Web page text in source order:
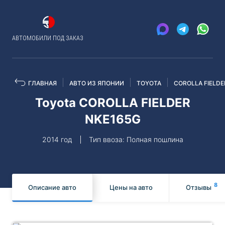
АВТОМОБИЛИ ПОД ЗАКАЗ
ГЛАВНАЯ АВТО ИЗ ЯПОНИИ TOYOTA COROLLA
Toyota COROLLA FIELDER
NKE165G
2014 год Тип ввоза: Полная пошлина
Описание авто Цены на авто Отзывы 8